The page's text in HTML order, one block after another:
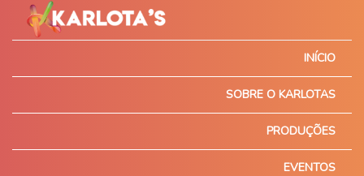
INÍCIO
SOBRE O KARLOTAS
PRODUÇÕES
EVENTOS